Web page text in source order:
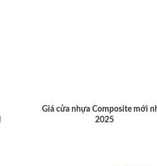
Giá cửa nhựa Composite mới
2025